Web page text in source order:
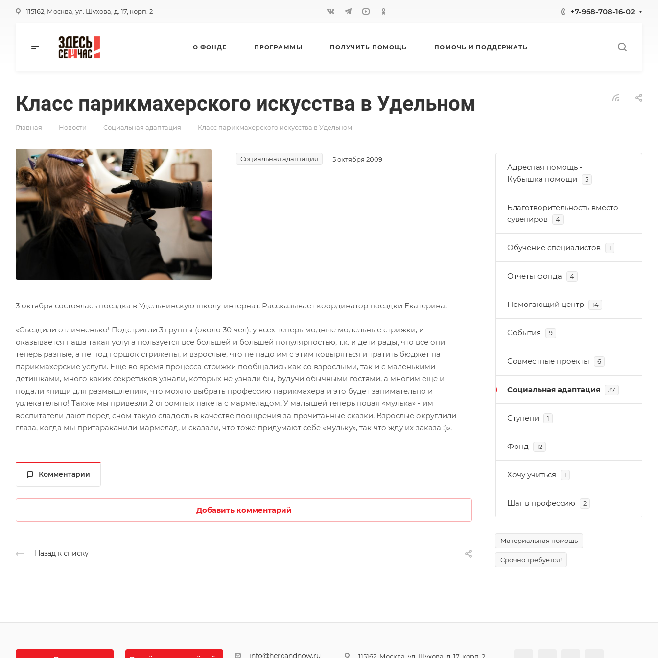
115162, Москва, ул. Шухова, д. 17, корп. 2 +7-968-708-16-02
О ФОНДЕ ПРОГРАММЫ ПОЛУЧИТЬ ПОМОЩЬ ПОМОЧЬ И ПОДДЕРЖАТЬ
Класс парикмахерского искусства в Удельном
Главная — Новости — Социальная адаптация — Класс парикмахерского искусства в Удельном
Социальная адаптация 5 октября 2009
3 октября состоялась поездка в Удельнинскую школу-интернат. Рассказывает координатор поездки Екатерина:
«Съездили отличненько! Подстригли 3 группы (около 30 чел), у всех теперь модные модельные стрижки, и
оказывается наша такая услуга пользуется все большей и большей популярностью, т.к. и дети рады, что все они
теперь разные, а не под горшок стрижены, и взрослые, что не надо им с этим ковыряться и тратить бюджет на
парикмахерские услуги. Еще во время процесса стрижки пообщались как со взрослыми, так и с маленькими
детишками, много каких секретиков узнали, которых не узнали бы, будучи обычными гостями, а многим еще и
подали «пищи для размышления», что можно выбрать профессию парикмахера и это будет занимательно и
увлекательно! Также мы привезли 2 огромных пакета с мармеладом. У малышей теперь новая «мулька» - им
воспитатели дают перед сном такую сладость в качестве поощрения за прочитанные сказки. Взрослые округлили
глаза, когда мы притараканили мармелад, и сказали, что тоже придумают себе «мульку», так что жду их заказа :)».
Комментарии
Добавить комментарий
Назад к списку
Адресная помощь -
Кубышка помощи
5
Благотворительность вместо
сувениров
4
Обучение специалистов 1
Отчеты фонда 4
Помогающий центр 14
События 9
Совместные проекты 6
Социальная адаптация 37
Ступени 1
Фонд 12
Хочу учиться 1
Шаг в профессию 2
Материальная помощь
Срочно требуется!
info@hereandnow.ru 115162, Москва, ул. Шухова, д. 17, корп. 2